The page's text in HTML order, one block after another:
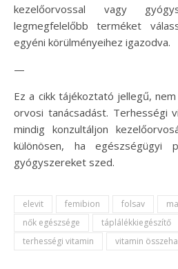
kezelőorvossal vagy
legmegfelelőbb terméket
egyéni körülményeihez igazodva.
—
Ez a cikk tájékoztató jellegű,
orvosi tanácsadást. Terhességi
mindig konzultáljon
különösen, ha egészségügyi
gyógyszereket szed.
elevit femibion folsav
nők egészsége
táplálékkiegészítő
terhességi vitamin
vitamin